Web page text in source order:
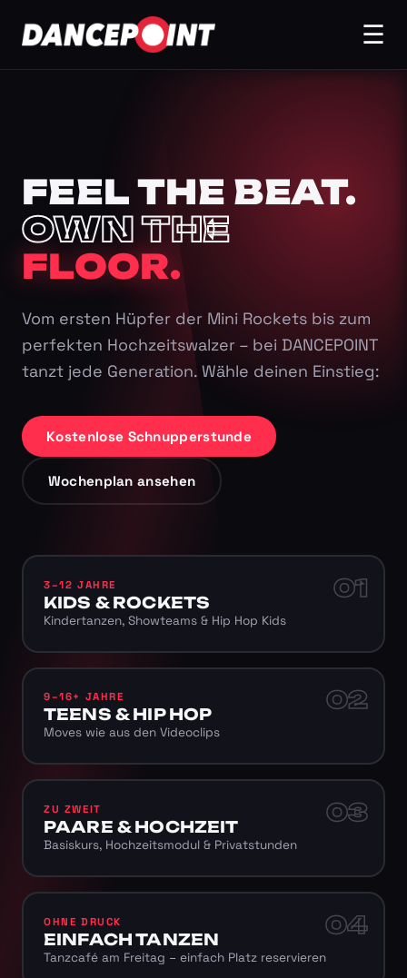
☰
FEEL THE BEAT.
OWN THE
FLOOR.
Vom ersten Hüpfer der Mini Rockets bis zum
perfekten Hochzeitswalzer – bei DANCEPOINT
tanzt jede Generation. Wähle deinen Einstieg:
Kostenlose Schnupperstunde
Wochenplan ansehen
01
3–12 JAHRE
KIDS & ROCKETS
Kindertanzen, Showteams & Hip Hop Kids
02
9–16+ JAHRE
TEENS & HIP HOP
Moves wie aus den Videoclips
03
ZU ZWEIT
PAARE & HOCHZEIT
Basiskurs, Hochzeitsmodul & Privatstunden
04
OHNE DRUCK
EINFACH TANZEN
Tanzcafé am Freitag – einfach Platz reservieren